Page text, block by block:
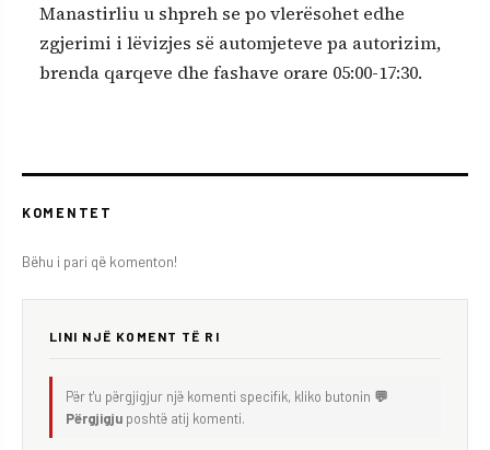
Manastirliu u shpreh se po vlerësohet edhe
zgjerimi i lëvizjes së automjeteve pa autorizim,
brenda qarqeve dhe fashave orare 05:00-17:30.
KOMENTET
Bëhu i pari që komenton!
LINI NJË KOMENT TË RI
Për t'u përgjigjur një komenti specifik, kliko butonin 💬
Përgjigju poshtë atij komenti.